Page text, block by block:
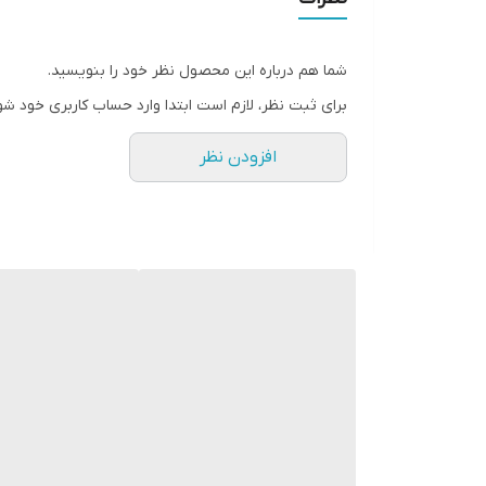
شما هم درباره این محصول نظر خود را بنویسید.
برای ثبت نظر، لازم است ابتدا وارد حساب کاربری خود
افزودن نظر